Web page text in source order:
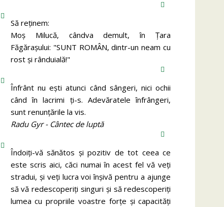
Să reținem:
Moș Milucă, cândva demult, în Ţara
Făgăraşului: "SUNT ROMÂN, dintr-un neam cu
rost şi rânduială!"
Înfrânt nu ești atunci când sângeri, nici ochii
când în lacrimi ți-s. Adevăratele înfrângeri,
sunt renunțările la vis.
Radu Gyr - Cântec de luptă
Îndoiți-vă sănătos și pozitiv de tot ceea ce
este scris aici, căci numai în acest fel vă veți
stradui, și veți lucra voi înșivă pentru a ajunge
să vă redescoperiți singuri și să redescoperiți
lumea cu propriile voastre forțe și capacități